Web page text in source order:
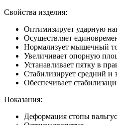
Свойства изделия:
Оптимизирует ударную
Осуществляет
Нормализует мышечный
Увеличивает опорную
Устанавливает пятку в
Стабилизирует средний и
Обеспечивает
Показания:
Деформация стопы